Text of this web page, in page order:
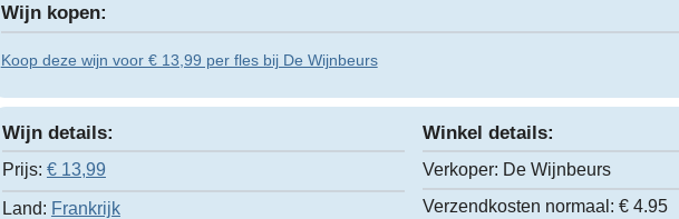
Wijn kopen:
Koop deze wijn voor € 13,99 per fles bij De Wijnbeurs
Wijn details:
Prijs: € 13,99
Land: Frankrijk
Winkel details:
Verkoper: De Wijnbeurs
Verzendkosten normaal: € 4.95